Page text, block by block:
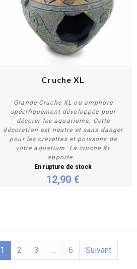
Plus de détails
Cruche XL
Grande Cruche XL ou amphore
spécifiquement développée pour
décorer les aquariums. Cette
décoration est neutre et sans danger
pour les crevettes et poissons de
votre aquarium. La cruche XL
apporte...
En rupture de stock
12,90 €
1 2 3 ... 6 Suivant